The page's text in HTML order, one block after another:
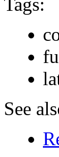
See